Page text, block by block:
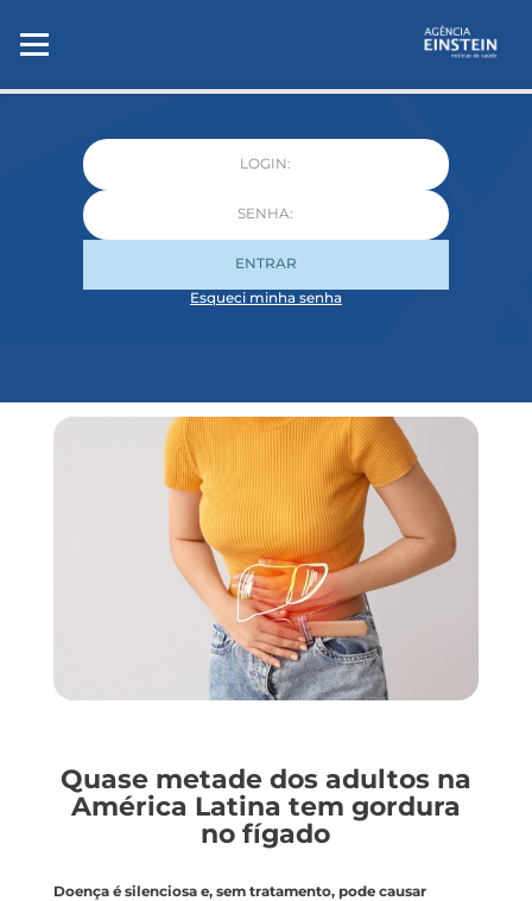
ENTRAR
Esqueci minha senha
Quase metade dos adultos na
América Latina tem gordura
no fígado
Doença é silenciosa e, sem tratamento, pode causar